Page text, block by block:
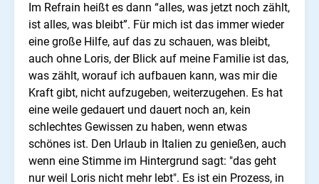
Im Refrain heißt es dann “alles, was jetzt noch zählt,
ist alles, was bleibt”. Für mich ist das immer wieder
eine große Hilfe, auf das zu schauen, was bleibt,
auch ohne Loris, der Blick auf meine Familie ist das,
was zählt, worauf ich aufbauen kann, was mir die
Kraft gibt, nicht aufzugeben, weiterzugehen. Es hat
eine weile gedauert und dauert noch an, kein
schlechtes Gewissen zu haben, wenn etwas
schönes ist. Den Urlaub in Italien zu genießen, auch
wenn eine Stimme im Hintergrund sagt: "das geht
nur weil Loris nicht mehr lebt". Es ist ein Prozess, in